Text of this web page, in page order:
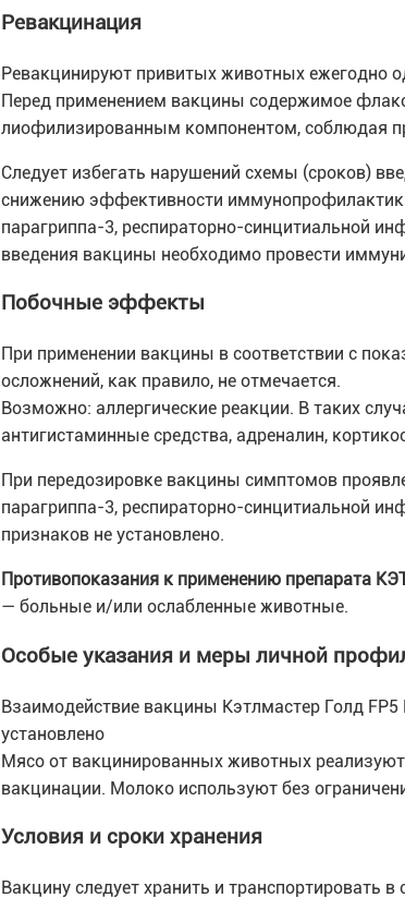
Ревакцинация
Ревакцинируют привитых животных ежегодно
Перед применением вакцины содержимое
лиофилизированным компонентом, соблюдая
Следует избегать нарушений схемы (сроков)
снижению эффективности
парагриппа-3, респираторно-синцитиальной
введения вакцины необходимо провести
Побочные эффекты
При применении вакцины в соответствии с
осложнений, как правило, не отмечается.
Возможно: аллергические реакции. В таких
антигистаминные средства, адреналин,
При передозировке вакцины симптомов
парагриппа-3, респираторно-синцитиальной
признаков не установлено.
Противопоказания к применению препарата
— больные и/или ослабленные животные.
Особые указания и меры личной
Взаимодействие вакцины Кэтлмастер Голд
установлено
Мясо от вакцинированных животных
вакцинации. Молоко используют без
Условия и сроки хранения
Вакцину следует хранить и транспортировать